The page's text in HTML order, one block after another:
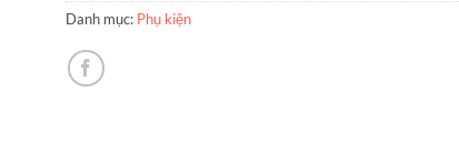
Danh mục: Phụ kiện